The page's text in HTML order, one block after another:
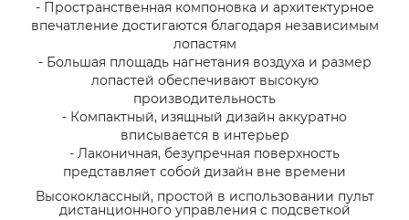
- Пространственная компоновка и архитектурное
впечатление достигаются благодаря независимым
лопастям
- Большая площадь нагнетания воздуха и размер
лопастей обеспечивают высокую
производительность
- Компактный, изящный дизайн аккуратно
вписывается в интерьер
- Лаконичная, безупречная поверхность
представляет собой дизайн вне времени
Высококлассный, простой в использовании пульт
дистанционного управления с подсветкой